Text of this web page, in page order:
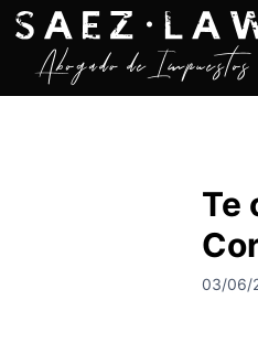
t
Te
03/06/